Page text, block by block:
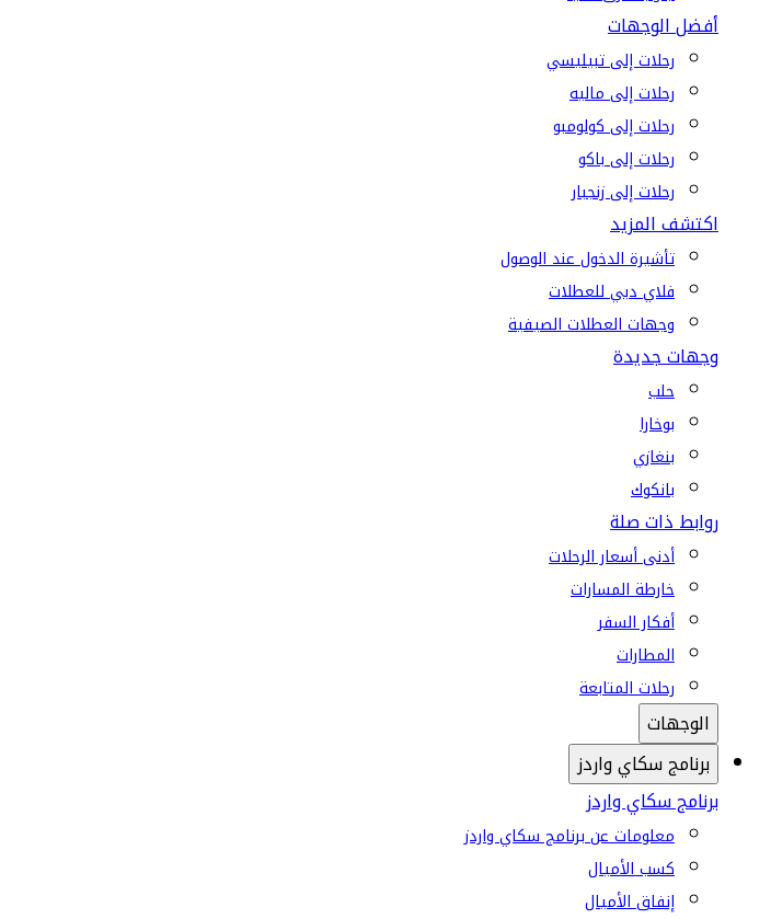
أفضل الوجهات
رحلات إلى تبيليسي
رحلات إلى ماليه
رحلات إلى كولومبو
رحلات إلى باكو
رحلات إلى زنجبار
اكتشف المزيد
تأشيرة الدخول عند الوصول
فلاي دبي للعطلات
وجهات العطلات الصيفية
وجهات جديدة
حلب
بوخارا
بنغازي
بانكوك
روابط ذات صلة
أدنى أسعار الرحلات
خارطة المسارات
أفكار السفر
المطارات
رحلات المتابعة
الوجهات
برنامج سكاي واردز
برنامج سكاي واردز
معلومات عن برنامج سكاي واردز
كسب الأميال
إنفاق الأميال